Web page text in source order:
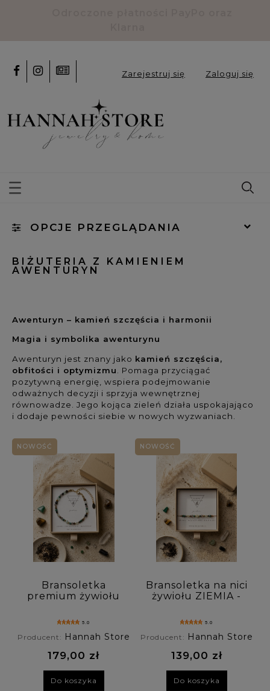
Zarejestruj się Zaloguj się
OPCJE PRZEGLĄDANIA
Kategorie: Awenturyn
Rodzaj biżuterii: (wybierz)
Rodzaj kamienia 1: (wybierz)
Rodzaj kamienia 2: (wybierz)
Rodzaj kamienia 3: (wybierz)
Kolor kamienia: (wybierz)
Symbolika / Właściwości: (wybierz)
Materiały: (wybierz)
Personalizacja: (wybierz)
Cena: (wybierz)
BIŻUTERIA Z KAMIENIEM
AWENTURYN
Awenturyn – kamień szczęścia i harmonii
Magia i symbolika awenturynu
Awenturyn jest znany jako kamień szczęścia,
obfitości i optymizmu
. Pomaga przyciągać
pozytywną energię, wspiera podejmowanie
odważnych decyzji i sprzyja wewnętrznej
równowadze. Jego kojąca zieleń działa uspokajająco
i dodaje pewności siebie w nowych wyzwaniach.
Bransoletka
premium żywiołu
dymny, malachit,
awenturyn,
tygrysie oko
5.0
Producent: Hannah Store
179,00 zł
Do koszyka
NOWOŚĆ
Bransoletka na nici
żywiołu ZIEMIA -
malachit, turmalin,
tygrysie oko
5.0
Producent: Hannah Store
139,00 zł
Do koszyka
NOWOŚĆ